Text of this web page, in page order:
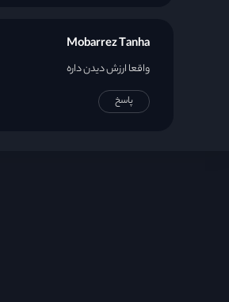
Mobarrez Tanha
واقعا ارزش دیدن داره
پاسخ